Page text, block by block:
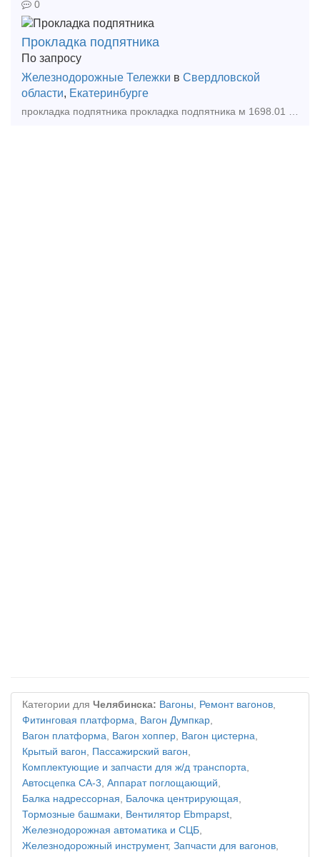
0
Прокладка подпятника
По запросу
Железнодорожные Тележки в Свердловской
области, Екатеринбурге
прокладка подпятника прокладка подпятника м 1698.01 005 диск подпятника прокладка м 1698.01 005 Тип предложения: предлагаю продукцию, услугу
Категории для Челябинска: Вагоны, Ремонт вагонов,
Фитинговая платформа, Вагон Думпкар,
Вагон платформа, Вагон хоппер, Вагон цистерна,
Крытый вагон, Пассажирский вагон,
Комплектующие и запчасти для ж/д транспорта,
Автосцепка СА-3, Аппарат поглощающий,
Балка надрессорная, Балочка центрирующая,
Тормозные башмаки, Вентилятор Ebmpapst,
Железнодорожная автоматика и СЦБ,
Железнодорожный инструмент, Запчасти для вагонов,